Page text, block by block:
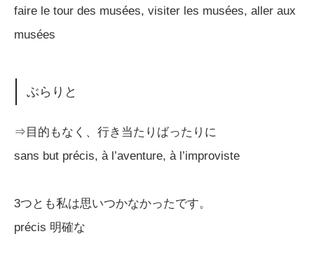
faire le tour des musées, visiter les musées, aller aux
musées
ぶらりと
⇒目的もなく、行き当たりばったりに
sans but précis, à l’aventure, à l’improviste
3つとも私は思いつかなかったです。
précis 明確な